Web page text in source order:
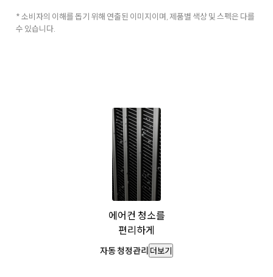
* 소비자의 이해를 돕기 위해 연출된 이미지이며, 제품별 색상 및 스펙은 다를
수 있습니다.
에어컨 청소를
편리하게
자동 청정관리 더보기